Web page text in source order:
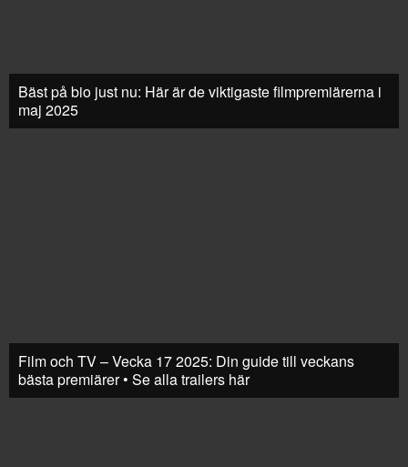
Bäst på bio just nu: Här är de viktigaste filmpremiärerna i
maj 2025
Film och TV – Vecka 17 2025: Din guide till veckans
bästa premiärer • Se alla trailers här